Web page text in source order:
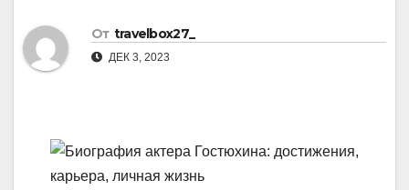
От travelbox27_
ДЕК 3, 2023